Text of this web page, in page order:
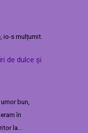
io-s mulțumit.
de dulce și
bun,
în
la…